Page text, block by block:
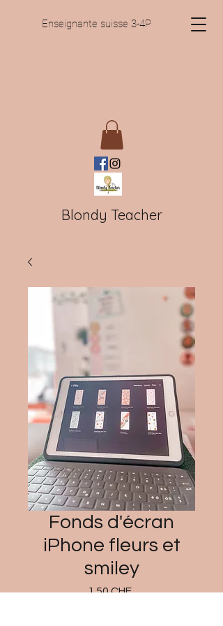
Enseignante suisse 3-4P
Blondy Teacher
Fonds d'écran
iPhone fleurs et
smiley
1.50 CHFPrix